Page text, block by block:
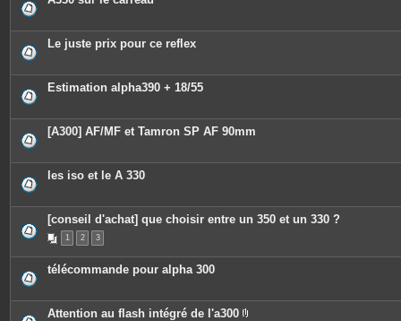
Le juste prix pour ce reflex
Estimation alpha390 + 18/55
[A300] AF/MF et Tamron SP AF 90mm
les iso et le A 330
[conseil d'achat] que choisir entre un 350 et un 330 ?
1 2 3
télécommande pour alpha 300
Attention au flash intégré de l'a300